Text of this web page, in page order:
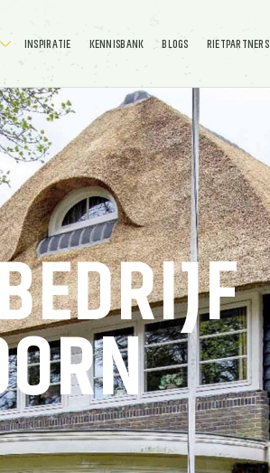
INSPIRATIE KENNISBANK BLOGS RIETPARTNERS